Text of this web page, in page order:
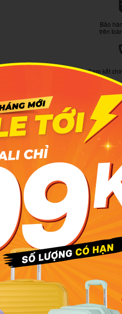
Bảo
trên
Cam kết
với khả năng thay đổi kích thước
minh giúp sản phẩm phù hợp
cho nhiều nhu cầu sử dụng khác
nước thấm trên bề mặt.
cùng khu vực đựng bình nước giúp
kéo YKK và OOK cho thao tác
mang lại cảm giác thoải mái khi sử